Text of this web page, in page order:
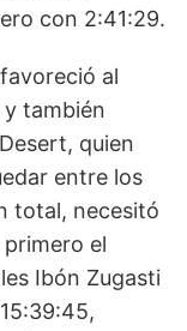
con 2:41:29.
al
también
quien
entre los
total, necesitó
el
Ibón Zugasti